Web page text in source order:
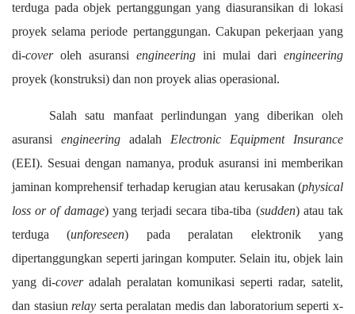
terduga pada objek pertanggungan yang diasuransikan di lokasi
proyek selama periode pertanggungan. Cakupan pekerjaan yang
di-coveroleh asuransi engineering ini mulai dari engineering
proyek (konstruksi) dan non proyek alias operasional.
Salah satu manfaat perlindungan yang diberikan oleh
asuransi engineering adalah Electronic Equipment Insurance
(EEI). Sesuai dengan namanya, produk asuransi ini memberikan
jaminan komprehensif terhadap kerugian atau kerusakan (physical
loss or of damage) yang terjadi secara tiba-tiba (sudden) atau tak
terduga (unforeseen) pada peralatan elektronik yang
dipertanggungkan seperti jaringan komputer. Selain itu, objek lain
yang di-coveradalah peralatan komunikasi seperti radar, satelit,
dan stasiun relay serta peralatan medisdan laboratoriumsepertix-